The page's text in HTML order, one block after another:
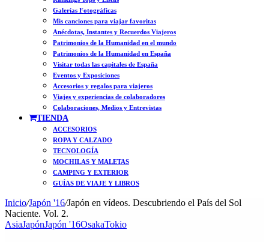
Galerías Fotográficas
Mis canciones para viajar favoritas
Anécdotas, Instantes y Recuerdos Viajeros
Patrimonios de la Humanidad en el mundo
Patrimonios de la Humanidad en España
Visitar todas las capitales de España
Eventos y Exposiciones
Accesorios y regalos para viajeros
Viajes y experiencias de colaboradores
Colaboraciones, Medios y Entrevistas
TIENDA
ACCESORIOS
ROPA Y CALZADO
TECNOLOGÍA
MOCHILAS Y MALETAS
CAMPING Y EXTERIOR
GUÍAS DE VIAJE Y LIBROS
Inicio/Japón '16/Japón en vídeos. Descubriendo el País del Sol
Naciente. Vol. 2.
AsiaJapónJapón '16OsakaTokio